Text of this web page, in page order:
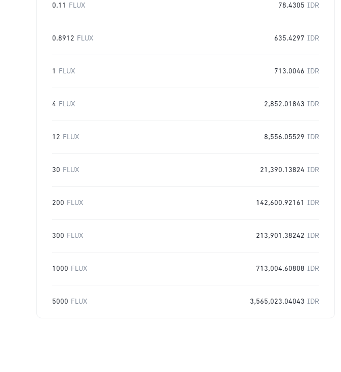
0.11 FLUX 78.4305 IDR
0.8912 FLUX 635.4297 IDR
1 FLUX 713.0046 IDR
4 FLUX 2,852.01843 IDR
12 FLUX 8,556.05529 IDR
30 FLUX 21,390.13824 IDR
200 FLUX 142,600.92161 IDR
300 FLUX 213,901.38242 IDR
1000 FLUX 713,004.60808 IDR
5000 FLUX 3,565,023.04043 IDR